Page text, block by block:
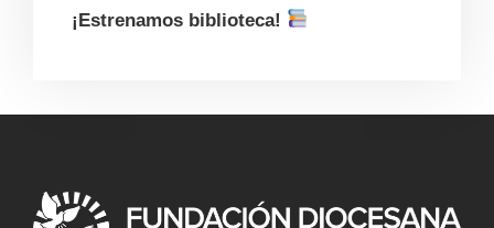
¡Estrenamos biblioteca!